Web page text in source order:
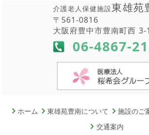
介護老人保健施設東雄苑
〒561-0816
大阪府豊中市豊南町西
06-4867-
ホーム 東雄苑豊南について 施設のご
交通案内